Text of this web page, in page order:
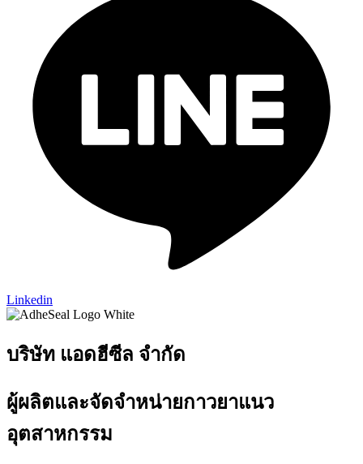
Linkedin
บริษัท แอดฮีซีล จำกัด
ผู้ผลิตและจัดจำหน่ายกาวยาแนว
อุตสาหกรรม